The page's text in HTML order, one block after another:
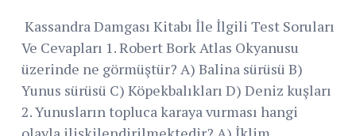
Kassandra Damgası Kitabı İle İlgili Test Soruları
Ve Cevapları 1. Robert Bork Atlas Okyanusu
üzerinde ne görmüştür? A) Balina sürüsü B)
Yunus sürüsü C) Köpekbalıkları D) Deniz kuşları
2. Yunusların topluca karaya vurması hangi